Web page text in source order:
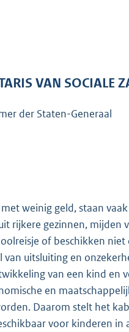
r
o
4
K
b
VAN SOCIALE
der Staten-Generaal
weinig geld, staan
rijkere gezinnen, mijden
of beschikken
uitsluiting en
van een kind en
en
Daarom stelt het
voor kinderen